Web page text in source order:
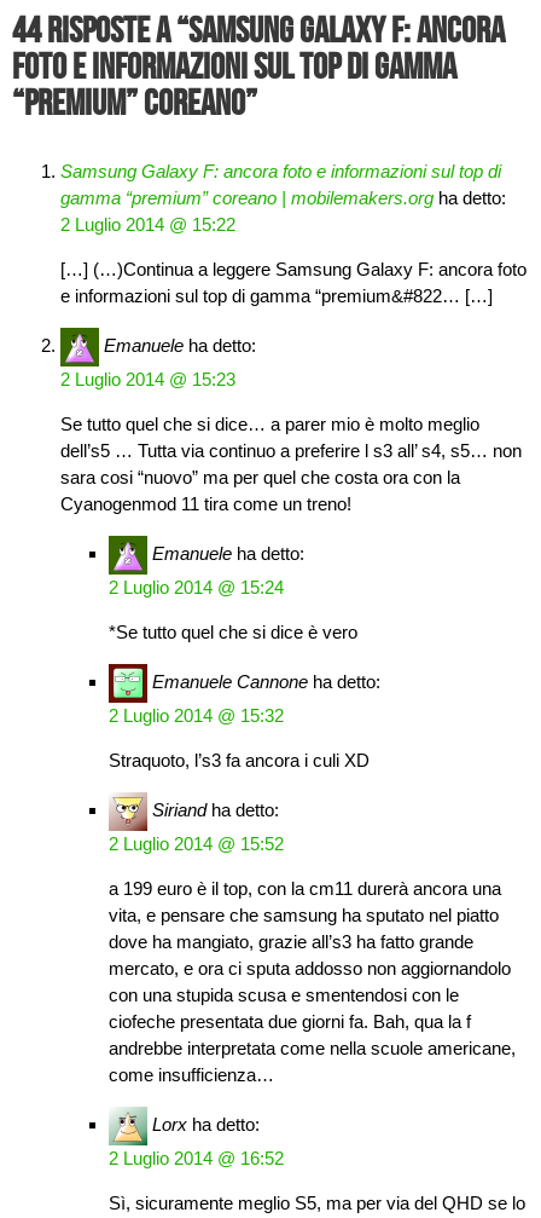
44 risposte a “Samsung Galaxy F: ancora
foto e informazioni sul top di gamma
“premium” coreano”
Samsung Galaxy F: ancora foto e informazioni sul top di
gamma “premium” coreano | mobilemakers.org ha detto:
2 Luglio 2014 @ 15:22
[…] (…)Continua a leggere Samsung Galaxy F: ancora foto
e informazioni sul top di gamma “premium&#822… […]
Emanuele ha detto:
2 Luglio 2014 @ 15:23
Se tutto quel che si dice… a parer mio è molto meglio
dell’s5 … Tutta via continuo a preferire l s3 all’ s4, s5… non
sara cosi “nuovo” ma per quel che costa ora con la
Cyanogenmod 11 tira come un treno!
Emanuele ha detto:
2 Luglio 2014 @ 15:24
*Se tutto quel che si dice è vero
Emanuele Cannone ha detto:
2 Luglio 2014 @ 15:32
Straquoto, l’s3 fa ancora i culi XD
Siriand ha detto:
2 Luglio 2014 @ 15:52
a 199 euro è il top, con la cm11 durerà ancora una
vita, e pensare che samsung ha sputato nel piatto
dove ha mangiato, grazie all’s3 ha fatto grande
mercato, e ora ci sputa addosso non aggiornandolo
con una stupida scusa e smentendosi con le
ciofeche presentata due giorni fa. Bah, qua la f
andrebbe interpretata come nella scuole americane,
come insufficienza…
Lorx ha detto:
2 Luglio 2014 @ 16:52
Sì, sicuramente meglio S5, ma per via del QHD se lo